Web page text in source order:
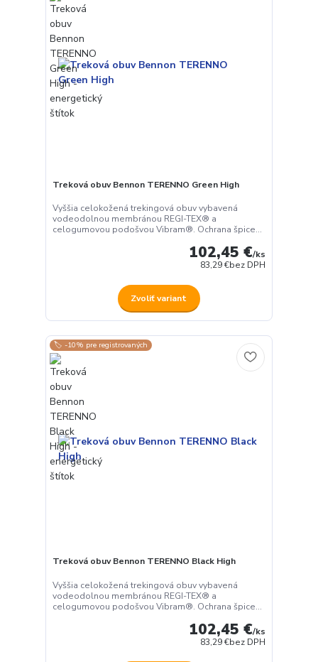
Treková obuv Bennon TERENNO Green High
Vyššia celokožená trekingová obuv vybavená
vodeodolnou membránou REGI-TEX® a
celogumovou podošvou Vibram®. Ochrana špice...
102,45 €/ks
83,29 €bez DPH
Zvoliť variant
🏷️ -10% pre registrovaných
Treková obuv Bennon TERENNO Black High
Vyššia celokožená trekingová obuv vybavená
vodeodolnou membránou REGI-TEX® a
celogumovou podošvou Vibram®. Ochrana špice...
102,45 €/ks
83,29 €bez DPH